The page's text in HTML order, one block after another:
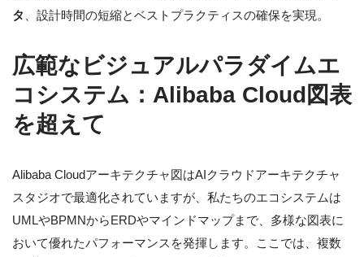
タ
、設計時間の短縮とベストプラクティスの確保を実現。
広範なビジュアルパラダイムエ
コシステム：Alibaba Cloud図表
を超えて
Alibaba Cloudアーキテクチャ図はAIクラウドアーキテクチャ
スタジオで最適化されていますが、私たちのエコシステムは
UMLやBPMNからERDやマインドマップまで、多様な図表に
おいて優れたパフォーマンスを発揮します。ここでは、複数